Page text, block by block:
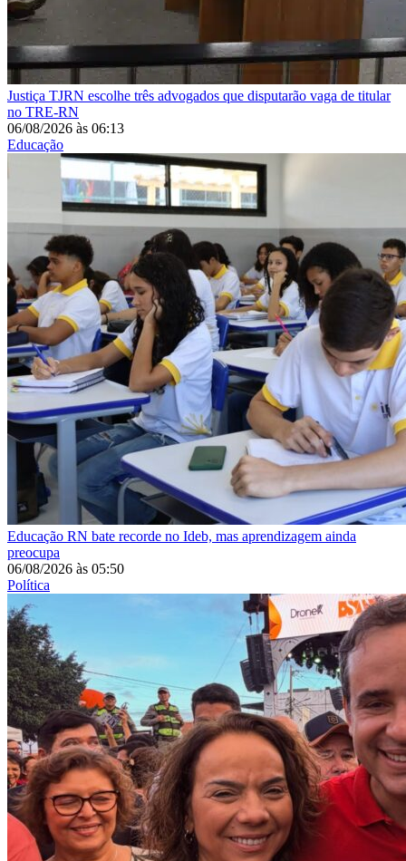
Justiça TJRN escolhe três advogados que disputarão vaga de titular
no TRE-RN
06/08/2026 às 06:13
Educação
Educação RN bate recorde no Ideb, mas aprendizagem ainda
preocupa
06/08/2026 às 05:50
Política